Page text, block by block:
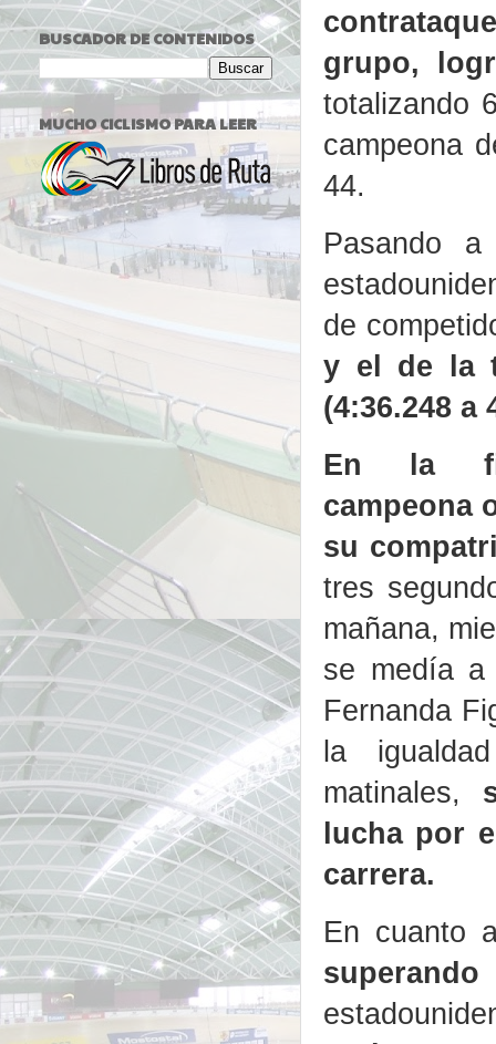
grupo,
totalizando
campeona
44.
Pasando
de
y el de la
(4:36.248 a
En la
campeona
su
tres
mañana,
se medía a
Fernanda
la
matinales,
lucha por
carrera.
En cuanto
BUSCADOR DE CONTENIDOS
MUCHO CICLISMO PARA LEER